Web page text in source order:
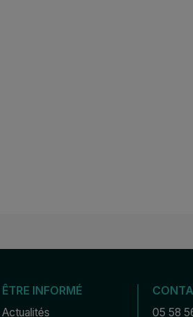
ÊTRE INFORMÉ
Actualités 05 58